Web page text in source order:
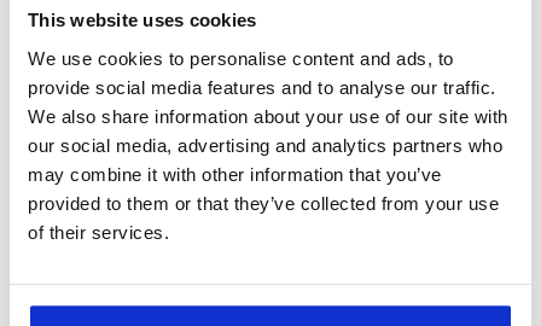
This website uses cookies
We use cookies to personalise content and ads, to
provide social media features and to analyse our traffic.
We also share information about your use of our site with
our social media, advertising and analytics partners who
may combine it with other information that you’ve
provided to them or that they’ve collected from your use
of their services.
af forskellige farver – fra hvid over creme, sølv, blå, chinchilla
og chokoladebrun til kulsort, og med diverse tabby-, smoke- og
calico mønstre.
Personlighed og temperament
En Cymrics sindelag afspejler faktisk temmelig nøjagtigt dens
udseende – man kan fristes til st sige ”what you see is what you
get”. Den smukke og robuste kat er et venligt gemyt, som elsker
menneskeligt selskab. Cymric og Manx katte er kendt for at